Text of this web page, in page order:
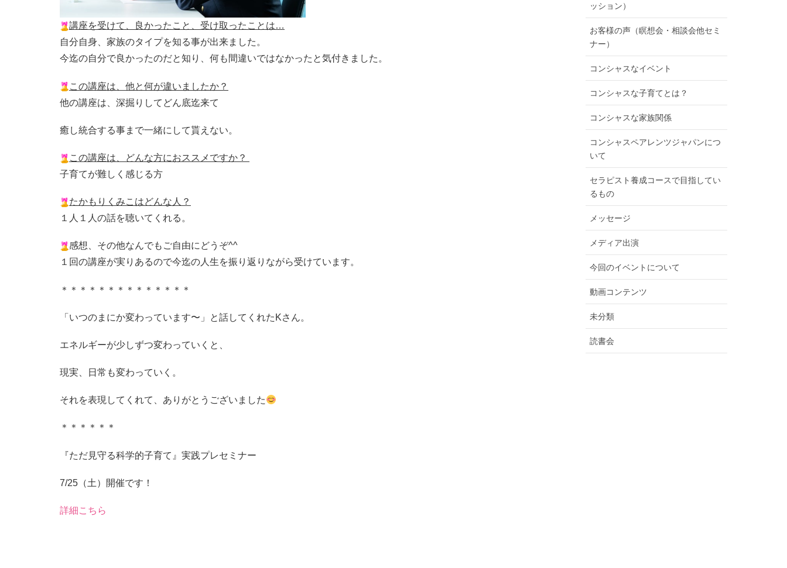
講座を受けて、良かったこと、受け取ったことは…
自分自身、家族のタイプを知る事が出来ました。
今迄の自分で良かったのだと知り、何も間違いではなかったと気付きました。
この講座は、他と何が違いましたか？
他の講座は、深掘りしてどん底迄来て
癒し統合する事まで一緒にして貰えない。
この講座は、どんな方におススメですか？
子育てが難しく感じる方
たかもりくみこはどんな人？
１人１人の話を聴いてくれる。
感想、その他なんでもご自由にどうぞ^^
１回の講座が実りあるので今迄の人生を振り返りながら受けていま す。
＊＊＊＊＊＊＊＊＊＊＊＊＊＊
「いつのまにか変わっています〜」と話してくれたKさん。
エネルギーが少しずつ変わっていくと、
現実、日常も変わっていく。
それを表現してくれて、ありがとうございました
＊＊＊＊＊＊
『ただ見守る科学的子育て』実践プレセミナー
7/25（土）開催です！
詳細こちら
ッション）
お客様の声（瞑想会・相談会他セミ
ナー）
コンシャスなイベント
コンシャスな子育てとは？
コンシャスな家族関係
コンシャスペアレンツジャパンにつ
いて
セラピスト養成コースで目指してい
るもの
メッセージ
メディア出演
今回のイベントについて
動画コンテンツ
未分類
読書会